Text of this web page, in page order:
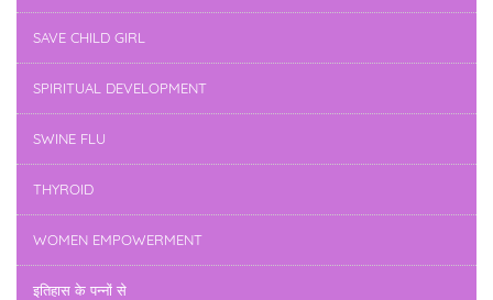
SAVE CHILD GIRL
SPIRITUAL DEVELOPMENT
SWINE FLU
THYROID
WOMEN EMPOWERMENT
इतिहास के पन्नों से